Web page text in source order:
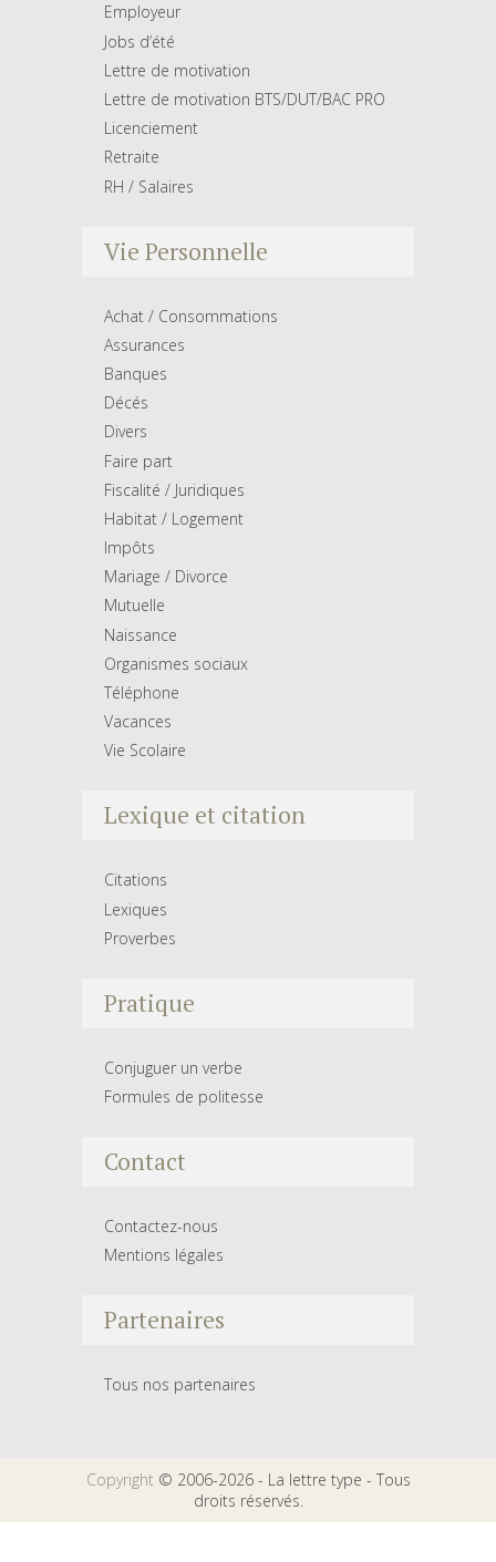
Employeur
Jobs d’été
Lettre de motivation
Lettre de motivation BTS/DUT/BAC PRO
Licenciement
Retraite
RH / Salaires
Vie Personnelle
Achat / Consommations
Assurances
Banques
Décés
Divers
Faire part
Fiscalité / Juridiques
Habitat / Logement
Impôts
Mariage / Divorce
Mutuelle
Naissance
Organismes sociaux
Téléphone
Vacances
Vie Scolaire
Lexique et citation
Citations
Lexiques
Proverbes
Pratique
Conjuguer un verbe
Formules de politesse
Contact
Contactez-nous
Mentions légales
Partenaires
Tous nos partenaires
Copyright © 2006-2026 - La lettre type - Tous
droits réservés.